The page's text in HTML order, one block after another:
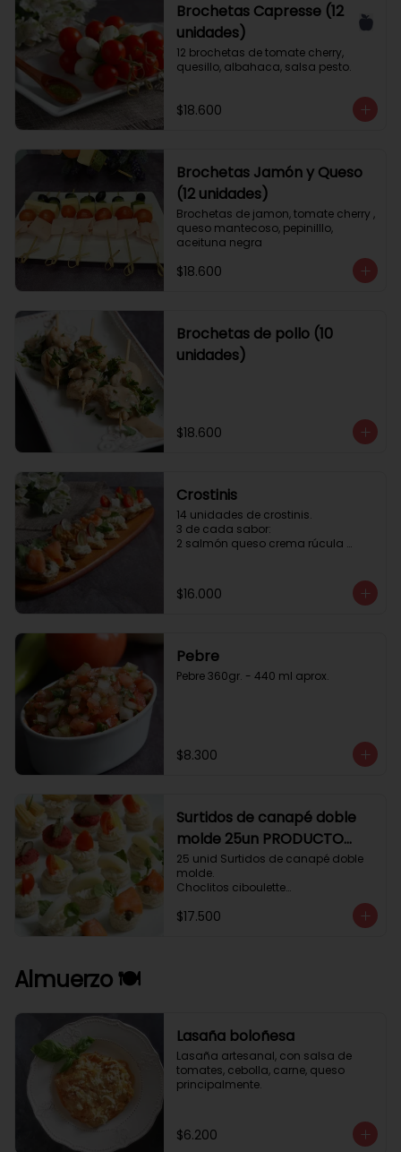
Brochetas Capresse (12
unidades)
12 brochetas de tomate cherry,
quesillo, albahaca, salsa pesto.
$18.600
Brochetas Jamón y Queso
(12 unidades)
Brochetas de jamon, tomate cherry ,
queso mantecoso, pepinilllo,
aceituna negra
$18.600
Brochetas de pollo (10
unidades)
$18.600
Crostinis
14 unidades de crostinis.
3 de cada sabor:
2 salmón queso crema rúcula
caramelizada y miel.
3 camaron queso crema rúcula.
$16.000
Pebre
Pebre 360gr. - 440 ml aprox.
$8.300
Surtidos de canapé doble
molde 25un PRODUCTO
DELICADO .
25 unid Surtidos de canapé doble
molde.
Choclitos ciboulette
Tomate aji verde.
$17.500
Almuerzo 🍽️
Lasaña boloñesa
Lasaña artesanal, con salsa de
tomates, cebolla, carne, queso
principalmente.
$6.200